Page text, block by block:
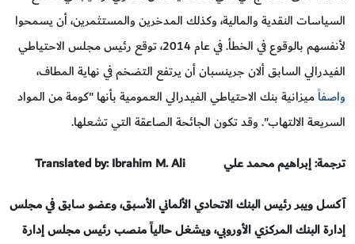
السياسات النقدية والمالية، وكذلك المدخرين والمستثمرين، أن يسمحوا
لأنفسهم بالوقوع في الخطأ. في عام 2014، توقع رئيس مجلس الاحتياطي
الفيدرالي السابق ألان جرينسبان أن يرتفع التضخم في نهاية المطاف،
واصفاً ميزانية بنك الاحتياطي الفيدرالي العمومية بأنها "كومة من المواد
السريعة الالتهاب". وقد تكون الجائحة الصاعقة التي تشعلها.
ترجمة: إبراهيم محمد علي
Translated by: Ibrahim M. Ali
آكسل ويبر رئيس البنك الاتحادي الألماني الأسبق، وعضو سابق في مجلس
إدارة البنك المركزي الأوروبي، ويشغل حالياً منصب رئيس مجلس إدارة